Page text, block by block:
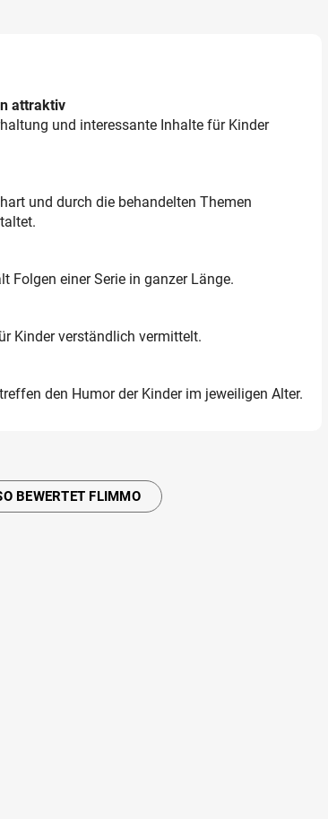
attraktiv
und interessante Inhalte für Kinder
und durch die behandelten Themen
Folgen einer Serie in ganzer Länge.
Kinder verständlich vermittelt.
den Humor der Kinder im jeweiligen Alter.
BEWERTET FLIMMO